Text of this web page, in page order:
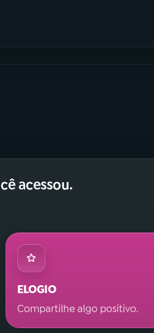
acessou.
ELOGIO
Compartilhe algo positivo.